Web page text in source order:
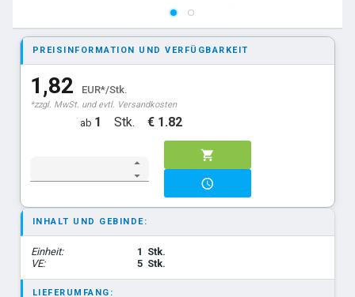
PREISINFORMATION UND VERFÜGBARKEIT
1,82 EUR*/Stk.
*zzgl. MwSt. und evtl. Versandkosten
ab 1 Stk. € 1.82
INHALT UND GEBINDE:
Einheit: 1 Stk.
VE:
5 Stk.
LIEFERUMFANG: